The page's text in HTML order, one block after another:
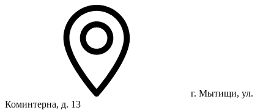
г. Мытищи, ул.
Коминтерна, д. 13